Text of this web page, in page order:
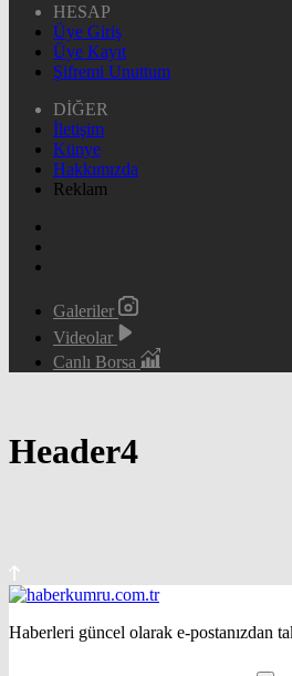
HESAP
Üye Giriş
Üye Kayıt
Şifremi Unuttum
DİĞER
İletişim
Künye
Hakkımızda
Reklam
Galeriler
Videolar
Canlı Borsa
Header4
Haberleri güncel olarak e-postanızdan